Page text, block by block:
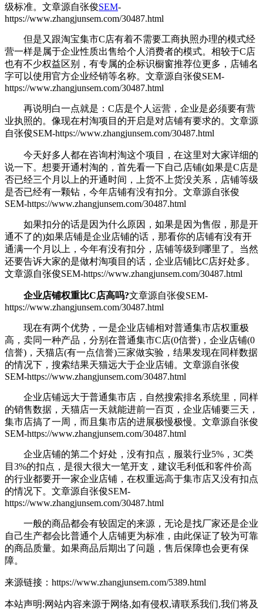
级标准。 文章源自张俊SEM-
https://www.zhangjunsem.com/30487.html
但是又跟淘宝集市C店有着不需要工商执照办理的模式经
营一样是属于企业性质出售给个人消费者的模式。相较于C店
也有不少权益区别，有专属的企标识橱窗推荐位更多，店铺名
字可以使用官方企业经销等名称。 文章源自张俊SEM-
https://www.zhangjunsem.com/30487.html
再说明白一点就是：C店是个人运营，企业是必须要有营
业执照的。像现在村淘项目的开启是对店铺有要求的。 文章源
自张俊SEM-https://www.zhangjunsem.com/30487.html
今天好多人都在咨询村淘这个项目，在这里对大家详细的
说一下。想要开通村淘的，首先看一下自己店铺(如果是C店是
否已经三个月以上的开通时间，上货不上货没关系，店铺等级
是否已经有一颗钻，今年店铺有没有扣分。 文章源自张俊
SEM-https://www.zhangjunsem.com/30487.html
如果扣分的话是因为什么原因，如果是因为售假，那是开
通不了的)如果店铺是企业店铺的话，那看你的店铺有没有开
通满一个月以上，今年有没有扣分，店铺等级到哪里了。当然
还要告诉大家的是做村淘项目的话，企业店铺比C店好处多。
文章源自张俊SEM-https://www.zhangjunsem.com/30487.html
企业店铺权重比C店高吗?文章源自张俊SEM-
https://www.zhangjunsem.com/30487.html
现在有两个优势，一是企业店铺相对普通集市店权重极
高，卖同一种产品，分别在普通集市C店(0信誉)，企业店铺(0
信誉)，天猫店(有一点信誉)三家做实验，结果发现在同样数据
的情况下，搜索结果天猫远大于企业店铺。 文章源自张俊
SEM-https://www.zhangjunsem.com/30487.html
企业店铺远大于普通集市店，自然搜索排名系统里，同样
的销售数据，天猫店一天就能进前一百页，企业店铺要三天，
集市店搞了一周，而且集市店的进展极慢极慢。 文章源自张俊
SEM-https://www.zhangjunsem.com/30487.html
企业店铺的第二个好处，没有扣点，服装行业5%，3C类
目3%的扣点，是很大很大一笔开支，建议毛利低和客件价高
的行业都要开一家企业店铺，在权重远高于集市店又没有扣点
的情况下。 文章源自张俊SEM-
https://www.zhangjunsem.com/30487.html
一般的商品都会有较固定的来源，无论是找厂家还是企业
自己生产都会比普通个人店铺更为标准，由此保证了较为可靠
的商品质量。如果商品后期出了问题，售后保障也会更有保
障。
来源链接：https://www.zhangjunsem.com/5389.html
本站声明:网站内容来源于网络,如有侵权,请联系我们,我们将及